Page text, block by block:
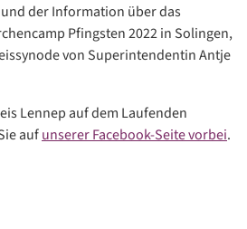
der Information über das
Pfingsten 2022 in Solingen,
von Superintendentin Antje
Lennep auf dem Laufenden
aufunserer Facebook-Seite vorbei.